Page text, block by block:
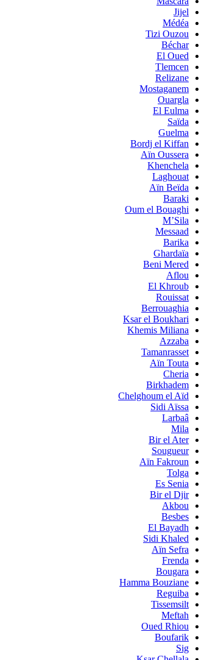
Jijel
Médéa
Tizi Ouzou
Béchar
El Oued
Tlemcen
Relizane
Mostaganem
Ouargla
El Eulma
Saïda
Guelma
Bordj el Kiffan
Aïn Oussera
Khenchela
Laghouat
Aïn Beïda
Baraki
Oum el Bouaghi
M’Sila
Messaad
Barika
Ghardaïa
Beni Mered
Aflou
El Khroub
Rouissat
Berrouaghia
Ksar el Boukhari
Khemis Miliana
Azzaba
Tamanrasset
Aïn Touta
Cheria
Birkhadem
Chelghoum el Aïd
Sidi Aïssa
Larbaâ
Mila
Bir el Ater
Sougueur
Aïn Fakroun
Tolga
Es Senia
Bir el Djir
Akbou
Besbes
El Bayadh
Sidi Khaled
Aïn Sefra
Frenda
Bougara
Hamma Bouziane
Reguiba
Tissemsilt
Meftah
Oued Rhiou
Boufarik
Sig